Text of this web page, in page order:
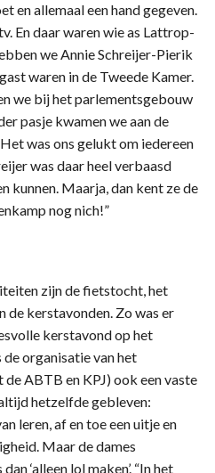
en allemaal een hand gegeven.
En daar waren wie as Lattrop-
we Annie Schreijer-Pierik
waren in de Tweede Kamer.
we bij het parlementsgebouw
pasje kwamen we aan de
was ons gelukt om iedereen
was daar heel verbaasd
kunnen. Maarja, dan kent ze de
nog nich!”
zijn de fietstocht, het
de kerstavonden. Zo was er
kerstavond op het
organisatie van het
ABTB en KPJ) ook een vaste
hetzelfde gebleven:
leren, af en toe een uitje en
Maar de dames
‘alleen lol maken’. “In het